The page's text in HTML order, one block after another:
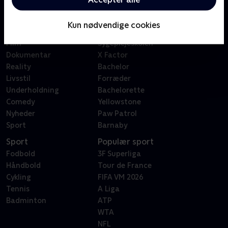
Kun nødvendige cookies
Kategorier
Film
Dokumentar
Reality
Livsstil
Underholdning
Comedy
Nyheder
Sport
Badehotellet
Sygeplejeskolen
X Factor
Bachelor
Forræder
Bachelorette
Yellowstone
Paw Patrol
Barnaby
Sport
Fodbold
Håndbold
Cykling
Tennis
Badminton
Populær sport
3F Superliga
Tour de France
FIFA VM 2026
A Liga
ATP
WTA
NFL